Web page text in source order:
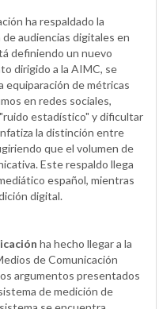
ha respaldado la
audiencias digitales en
definiendo un nuevo
dirigido a la AIMC, se
equiparación de métricas
en redes sociales,
estadístico" y dificultar
la distinción entre
que el volumen de
Este respaldo llega
español, mientras
digital.
ha hecho llegar a la
de Comunicación
argumentos presentados
de medición de